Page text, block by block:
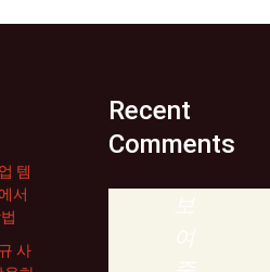
템
서
사
Recent
Comments
보
여